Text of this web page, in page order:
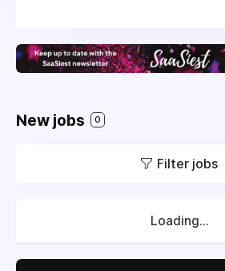
New jobs 0
Filter jobs
Loading...